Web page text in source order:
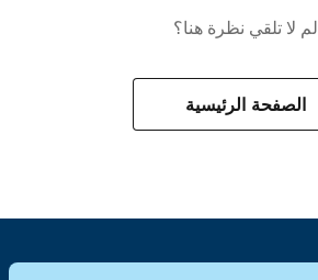
لم لا تلقي نظرة هنا؟
الصفحة الرئيسية